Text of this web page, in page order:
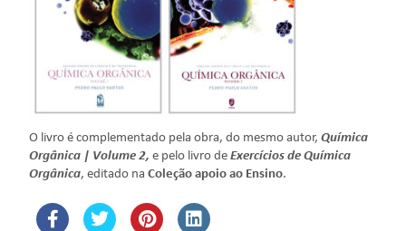
O livro é complementado pela obra, do mesmo autor,Química
Orgânica | Volume 2, e pelo livro deExercícios de Química
Orgânica, editado naColeção apoio ao Ensino.